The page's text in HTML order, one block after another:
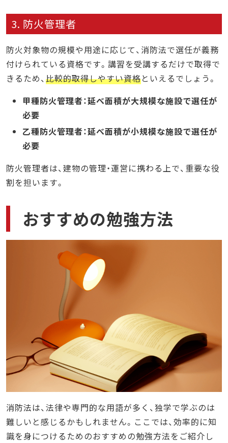
3. 防火管理者
防火対象物の規模や用途に応じて、消防法で選任が義務
付けられている資格です。講習を受講するだけで取得で
きるため、比較的取得しやすい資格といえるでしょう。
甲種防火管理者：延べ面積が大規模な施設で選任が
必要
乙種防火管理者：延べ面積が小規模な施設で選任が
必要
防火管理者は、建物の管理・運営に携わる上で、重要な役
割を担います。
おすすめの勉強方法
消防法は、法律や専門的な用語が多く、独学で学ぶのは
難しいと感じるかもしれません。ここでは、効率的に知
識を身につけるためのおすすめの勉強方法をご紹介し